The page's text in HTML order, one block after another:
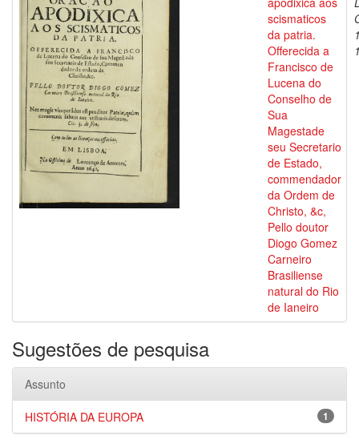
scismaticos
da patria.
Offerecida a
Francisco de
Lucena do
Conselho de
Sua
Magestade
seu Secretario
de Estado,
commendador
da Ordem de
Christo, &c,
Pello doutor
Diogo Gomez
Carneiro
Brasiliense
natural do Rio
de Ianeiro
Sugestões de pesquisa
Assunto
1
HISTÓRIA DA EUROPA